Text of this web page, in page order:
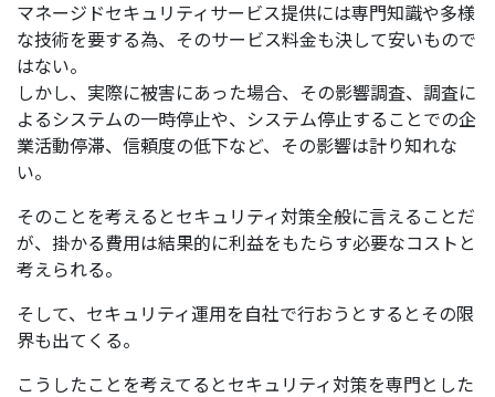
マネージドセキュリティサービス提供には専門知識や多様
な技術を要する為、そのサービス料金も決して安いもので
はない。
しかし、実際に被害にあった場合、その影響調査、調査に
よるシステムの一時停止や、システム停止することでの企
業活動停滞、信頼度の低下など、その影響は計り知れな
い。
そのことを考えるとセキュリティ対策全般に言えることだ
が、掛かる費用は結果的に利益をもたらす必要なコストと
考えられる。
そして、セキュリティ運用を自社で行おうとするとその限
界も出てくる。
こうしたことを考えてるとセキュリティ対策を専門とした